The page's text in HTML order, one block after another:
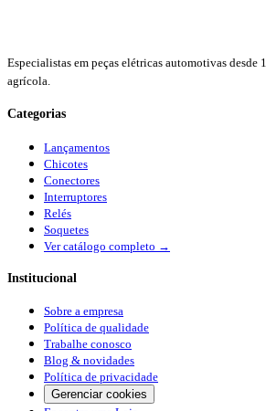
Especialistas em peças elétricas automotivas desde
agrícola.
Categorias
Lançamentos
Chicotes
Conectores
Interruptores
Relés
Soquetes
Ver catálogo completo →
Institucional
Sobre a empresa
Política de qualidade
Trabalhe conosco
Blog & novidades
Política de privacidade
Gerenciar cookies